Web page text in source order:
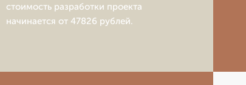
стоимость разработки проекта
начинается от 47826 рублей.